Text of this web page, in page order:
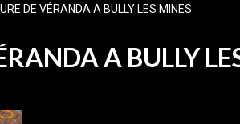
DE VÉRANDA A BULLY LES MINES
A BULLY